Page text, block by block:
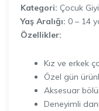
Kategori: Çocuk
Yaş Aralığı: 0 – 14
Özellikler:
Kız ve erkek
Özel gün
Aksesuar
Deneyimli